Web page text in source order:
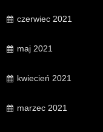
czerwiec 2021
maj 2021
kwiecień 2021
marzec 2021